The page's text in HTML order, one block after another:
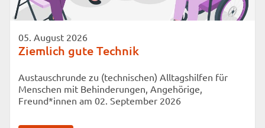
05. August 2026
Ziemlich gute Technik
Austauschrunde zu (technischen) Alltagshilfen für
Menschen mit Behinderungen, Angehörige,
Freund*innen am 02. September 2026